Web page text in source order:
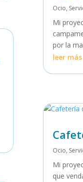
Ocio,
Mi
por la
leer más
Ocio,
Mi
que